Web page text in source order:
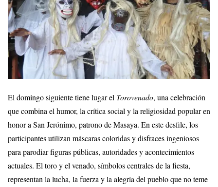
El domingo siguiente tiene lugar el Torovenado, una celebración
que combina el humor, la crítica social y la religiosidad popular en
honor a San Jerónimo, patrono de Masaya. En este desfile, los
participantes utilizan máscaras coloridas y disfraces ingeniosos
para parodiar figuras públicas, autoridades y acontecimientos
actuales. El toro y el venado, símbolos centrales de la fiesta,
representan la lucha, la fuerza y la alegría del pueblo que no teme